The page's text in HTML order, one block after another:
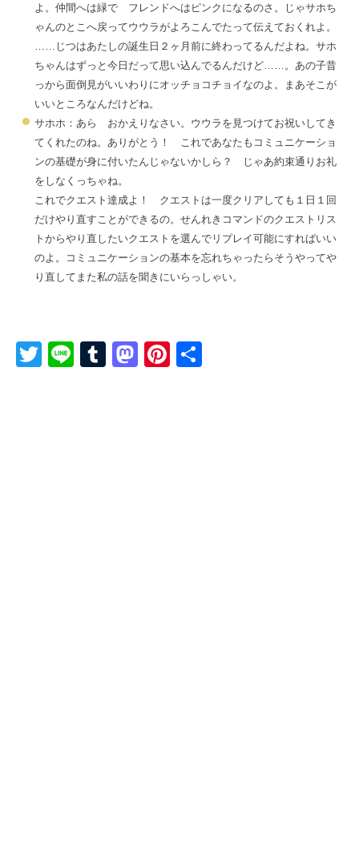
よ。仲間へは緑で フレンドへはピンクになるのさ。じゃサホち
ゃんのとこへ戻ってウウラがよろこんでたって伝えておくれよ。
……じつはあたしの誕生日２ヶ月前に終わってるんだよね。サホ
ちゃんはずっと今日だって思い込んでるんだけど……。あの子昔
っから面倒見がいいわりにオッチョコチョイなのよ。まあそこが
いいところなんだけどね。
サホホ：あら おかえりなさい。ウウラを見つけてお祝いしてき
てくれたのね。ありがとう！ これであなたもコミュニケーショ
ンの基礎が身に付いたんじゃないかしら？ じゃあ約束通りお礼
をしなくっちゃね。
これでクエスト達成よ！ クエストは一度クリアしても１日１回
だけやり直すことができるの。 せんれきコマンドのクエストリス
トからやり直したいクエストを選んでリプレイ可能にすればいい
のよ。コミュニケーションの基本を忘れちゃったらそうやってや
り直してまた私の話を聞きにいらっしゃい。
T
Li
T
M
Pi